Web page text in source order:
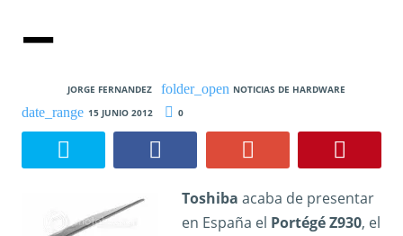
–
JORGE FERNANDEZ
NOTICIAS DE HARDWARE
15 JUNIO 2012
0
Toshiba acaba de presentar
en España el Portégé Z930, el